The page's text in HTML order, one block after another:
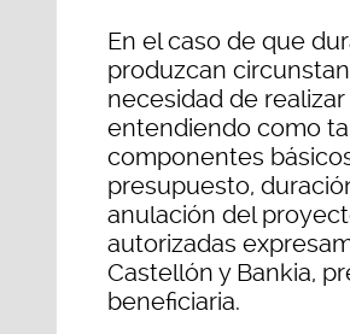
En el caso de que
produzcan
necesidad de
entendiendo como
componentes
presupuesto,
anulación del
autorizadas
Castellón y Bankia,
beneficiaria.